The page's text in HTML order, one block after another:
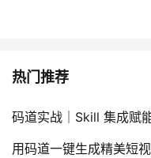
热门推荐
码道实战｜Skill 集成赋
用码道一键生成精美短